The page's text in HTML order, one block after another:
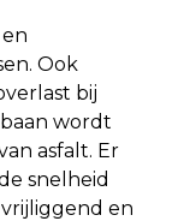
Ook
bij
wordt
asfalt. Er
snelheid
en